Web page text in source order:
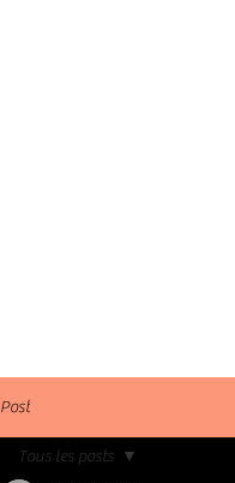
Post
Tous les posts